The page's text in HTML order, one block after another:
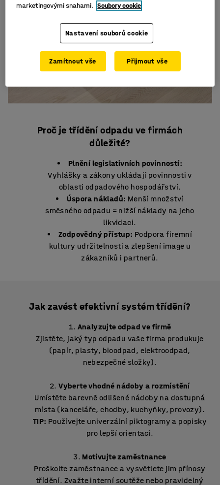
Proč je třídění odpadu ve firmách
důležité?
Plnění legislativních povinností:
Vyhlášky a zákony ukládají povinnosti v
oblasti odpadového hospodářství.
Úspora nákladů: Menší množství
směsného odpadu = nižší náklady na jeho
likvidaci.
Zodpovědný přístup: Podpora firemní
kultury udržitelnosti a zlepšení image u
zákazníků i partnerů.
Jak zavést efektivní systém třídění?
Analyzujte odpad ve firmě
Zjistěte, jaký typ odpadu vaše firma produkuje
(papír, plasty, bioodpad, elektroodpad,
nebezpečné složky).
Vyberte vhodné nádoby a rozmístění
Umístěte barevně odlišené nádoby na dostupná
místa (kanceláře, chodby, kuchyňky, provozy).
TIP: Používejte univerzální piktogramy a popisky
pro lepší orientaci.
Motivujte zaměstnance
Proškolte zaměstnance a vysvětlete jim přínosy
třídění. Zvažte interní soutěže nebo pravidelný
marketingovými snahami. Soubory cookie
Nastavení souborů cookie
Zamítnout vše Přijmout vše